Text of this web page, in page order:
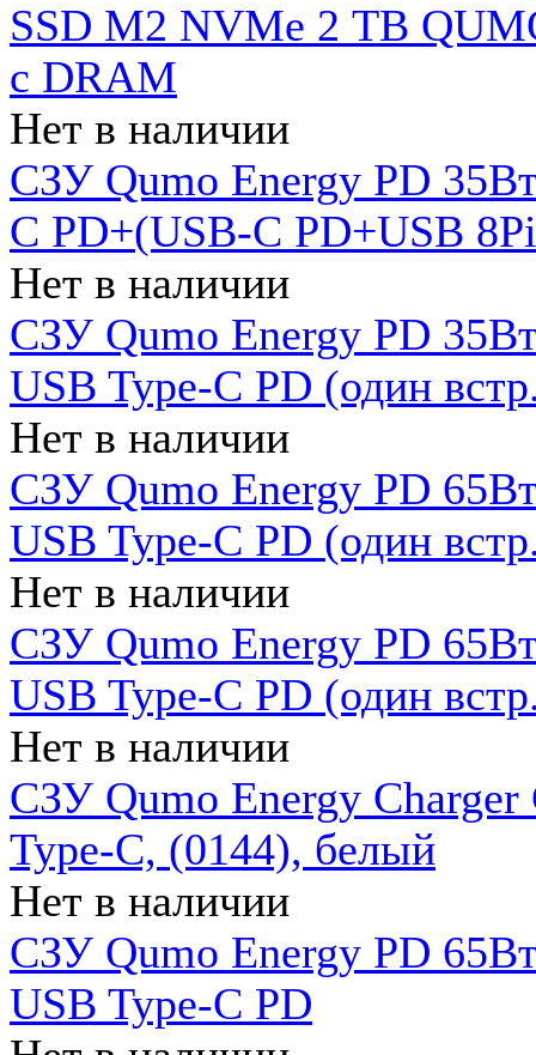
SSD M2 NVMe 2 ТB
c DRAM
Нет в наличии
СЗУ Qumo Energy PD
C PD+(USB-C PD+USB
Нет в наличии
СЗУ Qumo Energy PD
USB Type-C PD (один
Нет в наличии
СЗУ Qumo Energy PD
USB Type-C PD (один
Нет в наличии
СЗУ Qumo Energy PD
USB Type-C PD (один
Нет в наличии
СЗУ Qumo Energy
Type-C, (0144), белый
Нет в наличии
СЗУ Qumo Energy PD
USB Type-C PD